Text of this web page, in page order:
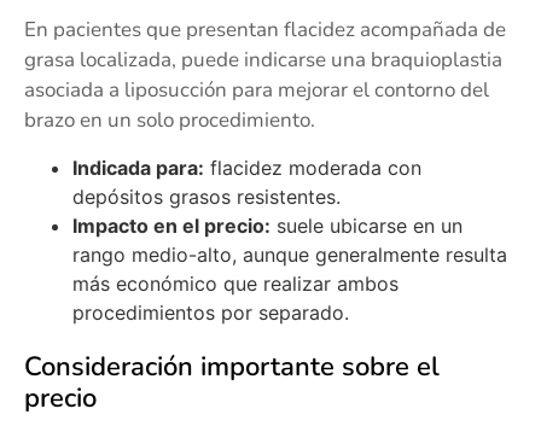
En pacientes que presentan flacidez acompañada de
grasa localizada, puede indicarse una braquioplastia
asociada a liposucción para mejorar el contorno del
brazo en un solo procedimiento.
Indicada para: flacidez moderada con
depósitos grasos resistentes.
Impacto en el precio: suele ubicarse en un
rango medio-alto, aunque generalmente resulta
más económico que realizar ambos
procedimientos por separado.
Consideración importante sobre el
precio